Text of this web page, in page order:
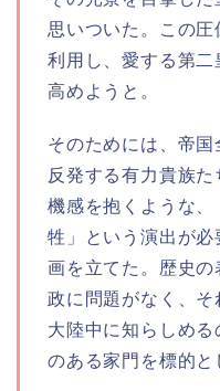
思いついた。この
利用し、愛する第
高めようと。
そのためには、帝
反発する有力貴族
機感を抱くような
牲」という演出が
画を立てた。歴史
政に問題がなく、
大陸中に知らしめ
のある家門を標的と